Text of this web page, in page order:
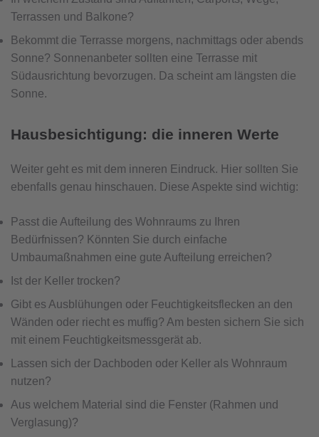
Terrassen und Balkone?
Bekommt die Terrasse morgens, nachmittags oder abends
Sonne? Sonnenanbeter sollten eine Terrasse mit
Südausrichtung bevorzugen. Da scheint am längsten die
Sonne.
Hausbesichtigung: die inneren Werte
Weiter geht es mit dem inneren Eindruck. Hier sollten Sie
ebenfalls genau hinschauen. Diese Aspekte sind wichtig:
Passt die Aufteilung des Wohnraums zu Ihren
Bedürfnissen? Könnten Sie durch einfache
Umbaumaßnahmen eine gute Aufteilung erreichen?
Ist der Keller trocken?
Gibt es Ausblühungen oder Feuchtigkeitsflecken an den
Wänden oder riecht es muffig? Am besten sichern Sie sich
mit einem Feuchtigkeitsmessgerät ab.
Lassen sich der Dachboden oder Keller als Wohnraum
nutzen?
Aus welchem Material sind die Fenster (Rahmen und
Verglasung)?